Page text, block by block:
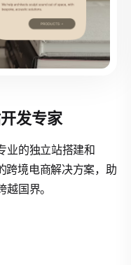
发专家
业的独立站搭建和
跨境电商解决方案，助
国界。